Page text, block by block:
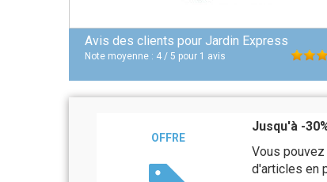
Avis des clients pour Jardin Express
Note moyenne : 4 / 5 pour 1 avis
OFFRE
Jusqu'à -
Vous
d'articles en